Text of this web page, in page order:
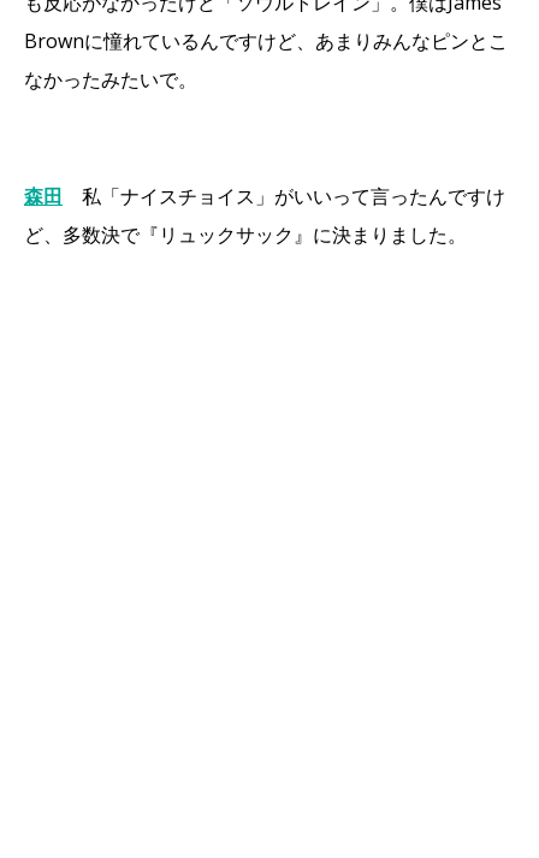
Brownに憧れているんですけど、あまりみんなピンとこ
なかったみたいで。
森田
私「ナイスチョイス」がいいって言ったんですけ
ど、多数決で『リュックサック』に決まりました。